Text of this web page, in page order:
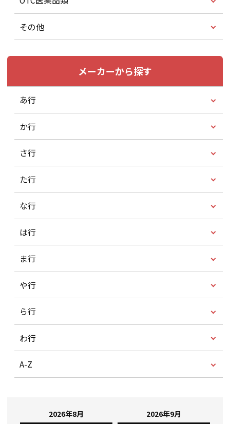
その他
メーカーから探す
あ行
か行
さ行
た行
な行
は行
ま行
や行
ら行
わ行
A-Z
2026年8月 2026年9月